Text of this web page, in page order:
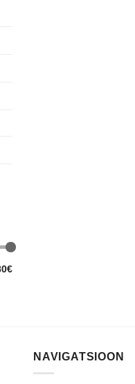
NAVIGATSIOON